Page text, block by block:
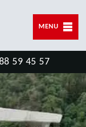
MENU
59 45 57